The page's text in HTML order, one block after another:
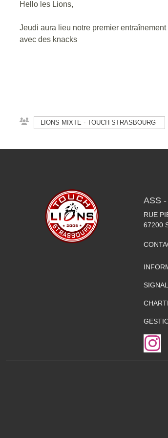
Hello les Lions,
Jeudi aura lieu notre premier
avec des knacks
LIONS MIXTE - TOUCH STRASBOURG
ASS
RUE
67200